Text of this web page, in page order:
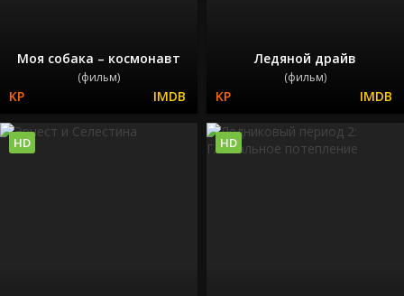
Моя собака – космонавт
(фильм)
Ледяной драйв
(фильм)
HD HD